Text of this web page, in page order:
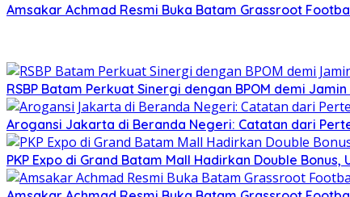
Amsakar Achmad Resmi Buka Batam Grassroot
RSBP Batam Perkuat Sinergi dengan BPOM demi
Arogansi Jakarta di Beranda Negeri: Catatan dari
PKP Expo di Grand Batam Mall Hadirkan Double